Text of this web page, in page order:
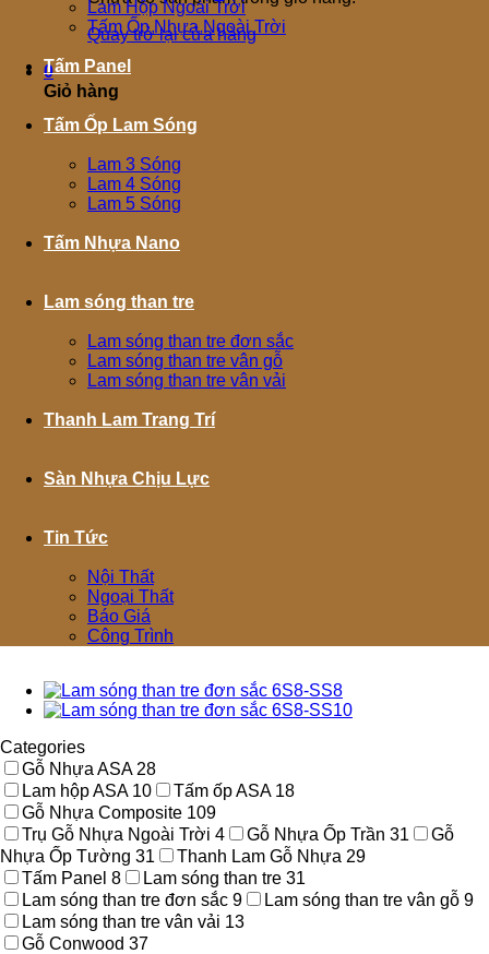
Quay trở lại cửa hàng
0
Giỏ hàng
Lam Hộp Ngoài Trời
Tấm Ốp Nhựa Ngoài Trời
Tấm Panel
Tấm Ốp Lam Sóng
Lam 3 Sóng
Lam 4 Sóng
Lam 5 Sóng
Tấm Nhựa Nano
Lam sóng than tre
Lam sóng than tre đơn sắc
Lam sóng than tre vân gỗ
Lam sóng than tre vân vải
Thanh Lam Trang Trí
Sàn Nhựa Chịu Lực
Tin Tức
Nội Thất
Ngoại Thất
Báo Giá
Công Trình
Categories
Gỗ Nhựa ASA 28
Lam hộp ASA 10 Tấm ốp ASA 18
Gỗ Nhựa Composite 109
Trụ Gỗ Nhựa Ngoài Trời 4 Gỗ Nhựa Ốp Trần 31
Gỗ
Nhựa Ốp Tường 31 Thanh Lam Gỗ Nhựa 29
Tấm Panel 8 Lam sóng than tre 31
Lam sóng than tre đơn sắc 9 Lam sóng than tre vân gỗ 9
Lam sóng than tre vân vải 13
Gỗ Conwood 37